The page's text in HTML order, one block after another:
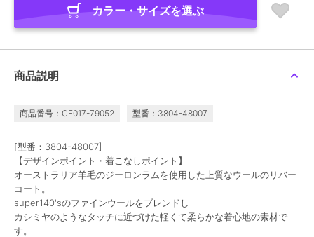
カラー・サイズを選ぶ
商品説明
商品番号：CE017-79052 型番：3804-48007
[型番：3804-48007]
【デザインポイント・着こなしポイント】
オーストラリア羊毛のジーロンラムを使用した上質なウールのリバー
コート。
super140'sのファインウールをブレンドし
カシミヤのようなタッチに近づけた軽くて柔らかな着心地の素材で
す。